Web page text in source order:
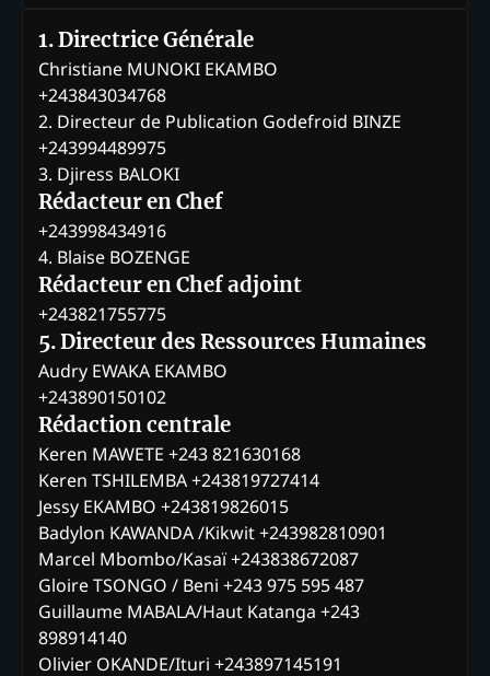
1. Directrice Générale
Christiane MUNOKI EKAMBO
+243843034768
2. Directeur de Publication Godefroid BINZE
+243994489975
3. Djiress BALOKI
Rédacteur en Chef
+243998434916
4. Blaise BOZENGE
Rédacteur en Chef adjoint
+243821755775
5. Directeur des Ressources Humaines
Audry EWAKA EKAMBO
+243890150102
Rédaction centrale
Keren MAWETE +243 821630168
Keren TSHILEMBA +243819727414
Jessy EKAMBO +243819826015
Badylon KAWANDA /Kikwit +243982810901
Marcel Mbombo/Kasaï +243838672087
Gloire TSONGO / Beni +243 975 595 487
Guillaume MABALA/Haut Katanga +243
898914140
Olivier OKANDE/Ituri +243897145191